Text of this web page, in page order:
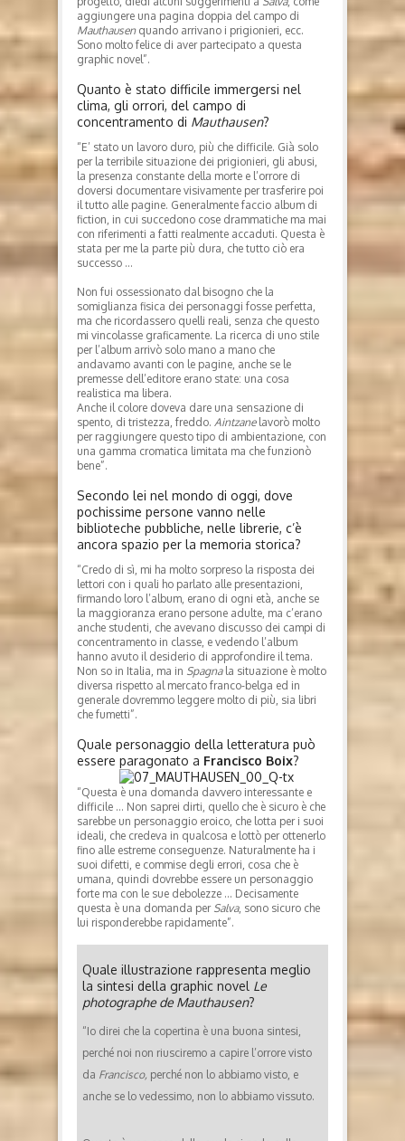
aggiungere una pagina doppia del campo di
Mauthausenquando arrivano i prigionieri, ecc.
Sono molto felice di aver partecipato a questa
graphic novel”.
Quanto è stato difficile immergersi nel
clima, gli orrori, del campo di
concentramento di Mauthausen?
“E’ stato un lavoro duro, più che difficile. Già solo
per la terribile situazione dei prigionieri, gli abusi,
la presenza constante della morte e l’orrore di
doversi documentare visivamente per trasferire poi
il tutto alle pagine. Generalmente faccio album di
fiction, in cui succedono cose drammatiche ma mai
con riferimenti a fatti realmente accaduti. Questa è
stata per me la parte più dura, che tutto ciò era
successo …
Non fui ossessionato dal bisogno che la
somiglianza fisica dei personaggi fosse perfetta,
ma che ricordassero quelli reali, senza che questo
mi vincolasse graficamente. La ricerca di uno stile
per l’album arrivò solo mano a mano che
andavamo avanti con le pagine, anche se le
premesse dell’editore erano state: una cosa
realistica ma libera.
Anche il colore doveva dare una sensazione di
spento, di tristezza, freddo. Aintzanelavorò molto
per raggiungere questo tipo di ambientazione, con
una gamma cromatica limitata ma che funzionò
bene”.
Secondo lei nel mondo di oggi, dove
pochissime persone vanno nelle
biblioteche pubbliche, nelle librerie, c’è
ancora spazio per la memoria storica?
“Credo di sì, mi ha molto sorpreso la risposta dei
lettori con i quali ho parlato alle presentazioni,
firmando loro l’album, erano di ogni età, anche se
la maggioranza erano persone adulte, ma c’erano
anche studenti, che avevano discusso dei campi di
concentramento in classe, e vedendo l’album
hanno avuto il desiderio di approfondire il tema.
Non so in Italia, ma in Spagnala situazione è molto
diversa rispetto al mercato franco-belga ed in
generale dovremmo leggere molto di più, sia libri
che fumetti”.
Quale personaggio della letteratura può
essere paragonato a Francisco Boix?
“Questa è una domanda davvero interessante e
difficile … Non saprei dirti, quello che è sicuro è che
sarebbe un personaggio eroico, che lotta per i suoi
ideali, che credeva in qualcosa e lottò per ottenerlo
fino alle estreme conseguenze. Naturalmente ha i
suoi difetti, e commise degli errori, cosa che è
umana, quindi dovrebbe essere un personaggio
forte ma con le sue debolezze … Decisamente
questa è una domanda per Salva, sono sicuro che
lui risponderebbe rapidamente”.
Quale illustrazione rappresenta meglio
la sintesi della graphic novel Le
photographe de Mauthausen?
“Io direi che la copertina è una buona sintesi,
perché noi non riusciremo a capire l’orrore visto
da Francisco, perché non lo abbiamo visto, e
anche se lo vedessimo, non lo abbiamo vissuto.